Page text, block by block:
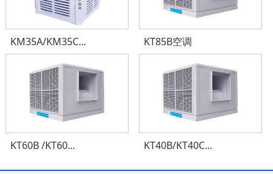
KM35A/KM35C... KT85B空调
KT60B /KT60... KT40B/KT40C...